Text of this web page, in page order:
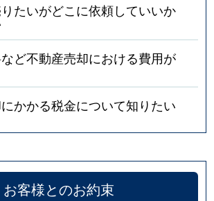
たいがどこに依頼していいか
ど不動産売却における費用が
かかる税金について知りたい
お客様とのお約束